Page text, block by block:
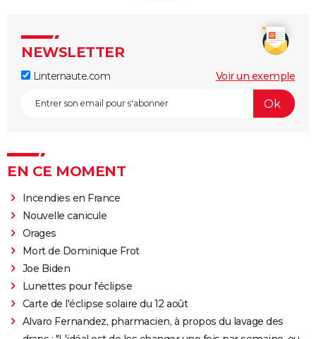
NEWSLETTER
Linternaute.com Voir un exemple
EN CE MOMENT
Incendies en France
Nouvelle canicule
Orages
Mort de Dominique Frot
Joe Biden
Lunettes pour l'éclipse
Carte de l'éclipse solaire du 12 août
Alvaro Fernandez, pharmacien, à propos du lavage des